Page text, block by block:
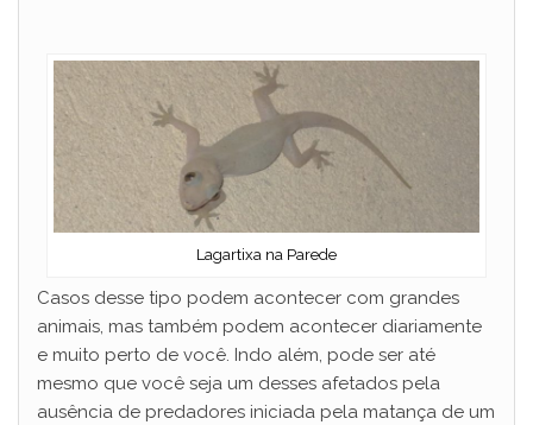
Lagartixa na Parede
Casos desse tipo podem acontecer com grandes
animais, mas também podem acontecer diariamente
e muito perto de você. Indo além, pode ser até
mesmo que você seja um desses afetados pela
ausência de predadores iniciada pela matança de um